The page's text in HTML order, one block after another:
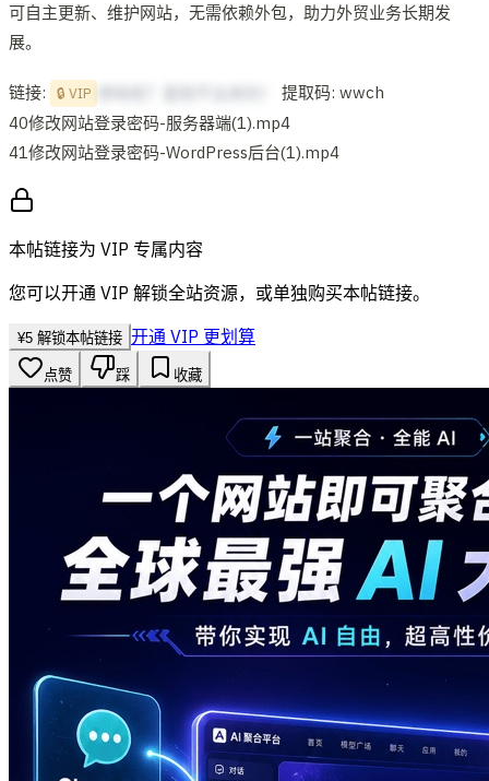
可自主更新、维护网站，无需依赖外包，助力外贸业务长期发
展。
链接: 🔒 VIP
提取码: wwch
40修改网站登录密码-服务器端(1).mp4
41修改网站登录密码-WordPress后台(1).mp4
本帖链接为 VIP 专属内容
您可以开通 VIP 解锁全站资源，或单独购买本帖链接。
¥5 解锁本帖链接 开通 VIP 更划算
点赞 踩 收藏